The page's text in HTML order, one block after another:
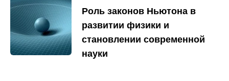
Роль законов Ньютона в
развитии физики и
становлении современной
науки